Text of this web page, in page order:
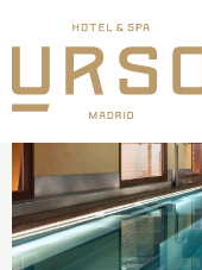
Pasar
al
contenido
principal
IMAGE